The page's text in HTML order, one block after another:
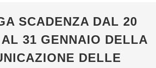
SCADENZA DAL 20
31 GENNAIO DELLA
DELLE